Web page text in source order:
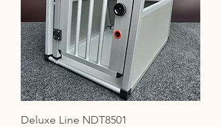
Deluxe Line NDT8501